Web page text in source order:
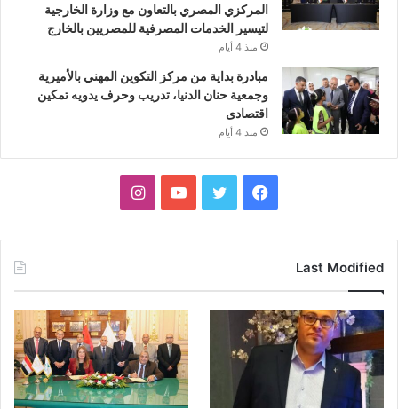
المركزي المصري بالتعاون مع وزارة الخارجية
لتيسير الخدمات المصرفية للمصريين بالخارج
منذ 4 أيام
مبادرة بداية من مركز التكوين المهني بالأميرية
وجمعية حنان الدنيا، تدريب وحرف يدويه تمكين
اقتصادى
منذ 4 أيام
فيسبوك تويتر يوتيوبانستقرام
Last Modified